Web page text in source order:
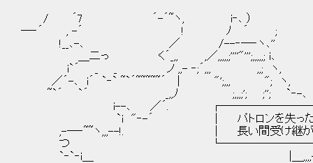
/ ´7 ´-´~ヽ, i‐､ ）
―‐´ , -´ ! ﾉ ´ ;
!__､-､ ／ /--‐―‐ヽ､''
＿二っ く´_,, ,／,,,,,;''''"''';,,,,,; i､
i`´ _ _ ノ ,,- ‐;´,,, ,,; ヽ,
／´-､ i´ `‐` ~`´~~~~~´ | "';,,, "; ヽ,
~`´ `´ _,,ﾉ ;,,,;'; ;''; `‐-､
i--､ ／´.
`i "‐-´ │ パトロンを失った音楽家た
,-―‐~~ヽ,,,--!. │ 長い間受け継がれてき
つ
`‐`‐i＿ |＿,,,,-､